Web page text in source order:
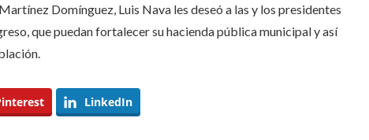
Domínguez, Luis Nava les deseó a las y los presidentes
que puedan fortalecer su hacienda pública municipal y así
LinkedIn